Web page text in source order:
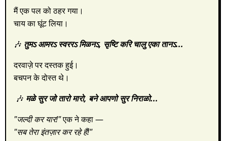
मैं एक पल को ठहर गया।
चाय का घूंट लिया।
🎶 तुमऽ आमरऽ स्वररऽ मिळनऽ, सृष्टि करि चालु एका तानऽ...
दरवाज़े पर दस्तक हुई।
बचपन के दोस्त थे।
🎶 मळे सुर जो तारो मारो, बने आपणो सुर निराळो...
"जल्दी कर यार!"एक ने कहा —
"सब तेरा इंतज़ार कर रहे हैं!"